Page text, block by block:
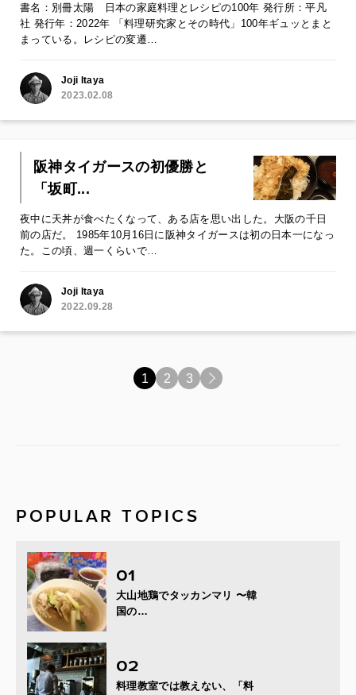
書名：別冊太陽 日本の家庭料理とレシピの100年 発行所：平凡
社 発行年：2022年 「料理研究家とその時代」100年ギュッとまと
まっている。レシピの変遷…
Joji Itaya
2023.02.08
阪神タイガースの初優勝と
「坂町...
夜中に天丼が食べたくなって、ある店を思い出した。大阪の千日
前の店だ。 1985年10月16日に阪神タイガースは初の日本一になっ
た。この頃、週一くらいで…
Joji Itaya
2022.09.28
1 2 3 >
POPULAR TOPICS
大山地鶏でタッカンマリ 〜韓
国の…
料理教室では教えない、「料